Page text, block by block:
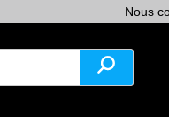
Nous